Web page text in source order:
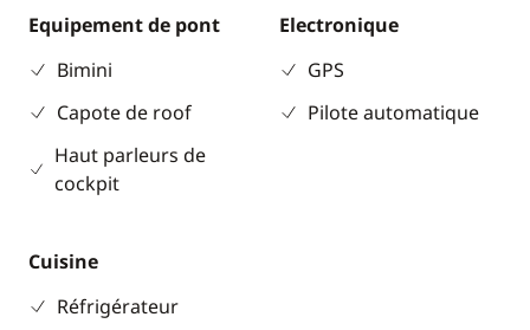
Equipement de pont
Bimini
Capote de roof
Haut parleurs de
cockpit
Electronique
GPS
Pilote automatique
Cuisine
Réfrigérateur